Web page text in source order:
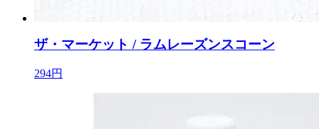
ザ・マーケット / ラムレーズンスコーン
294円